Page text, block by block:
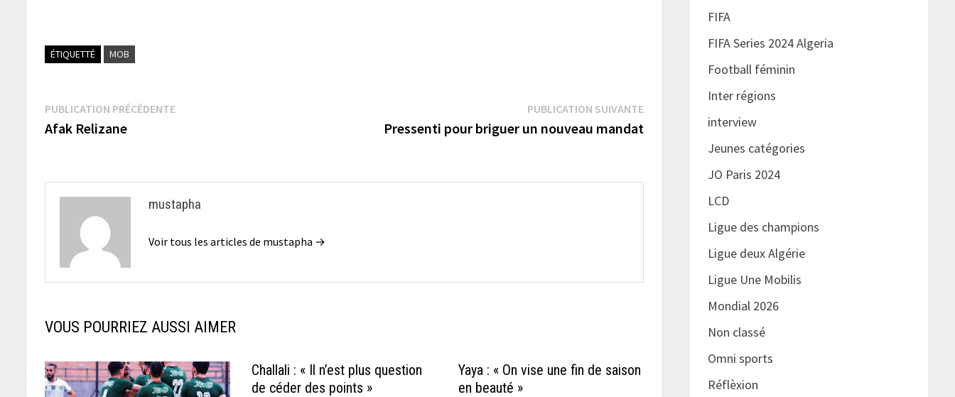
ÉTIQUETTÉ MOB
Navigation
de
PUBLICATION PRÉCÉDENTEPublication
Afak Relizane
PUBLICATION SUIVANTEPublication
suivante :
Pressenti pour briguer un nouveau mandat
mustapha
Voir tous les articles de mustapha →
VOUS POURRIEZ AUSSI AIMER
Challali : « Il n’est plus question
de céder des points »
Yaya : « On vise une fin de saison
en beauté »
FIFA
FIFA Series 2024 Algeria
Football féminin
Inter régions
interview
Jeunes catégories
JO Paris 2024
LCD
Ligue des champions
Ligue deux Algérie
Ligue Une Mobilis
Mondial 2026
Non classé
Omni sports
Réflèxion